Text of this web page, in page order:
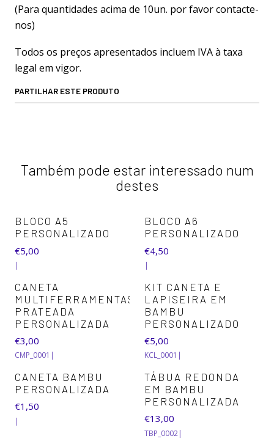
(Para quantidades acima de 10un. por favor contacte-
nos)
Todos os preços apresentados incluem IVA à taxa
legal em vigor.
PARTILHAR ESTE PRODUTO
Também pode estar interessado num
destes
BLOCO A5
PERSONALIZADO
€5,00
|
BLOCO A6
PERSONALIZADO
€4,50
|
CANETA
MULTIFERRAMENTAS
PRATEADA
PERSONALIZADA
€3,00
CMP_0001 |
KIT CANETA E
LAPISEIRA EM
BAMBU
PERSONALIZADO
€5,00
KCL_0001 |
CANETA BAMBU
PERSONALIZADA
€1,50
|
TÁBUA REDONDA
EM BAMBU
PERSONALIZADA
€13,00
TBP_0002|